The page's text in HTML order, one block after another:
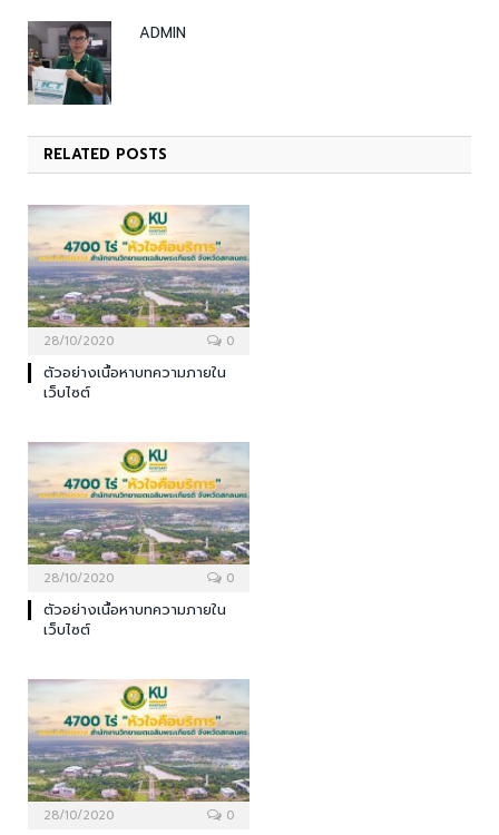
ADMIN
RELATED POSTS
28/10/2020 0
ตัวอย่างเนื้อหาบทความภายใน
เว็บไซต์
28/10/2020 0
ตัวอย่างเนื้อหาบทความภายใน
เว็บไซต์
28/10/2020 0